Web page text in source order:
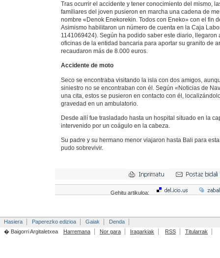
Tras ocurrir el accidente y tener conocimiento del mismo,
familiares del joven pusieron en marcha una cadena de
nombre «Denok Enekorekin. Todos con Eneko» con el fin
Asimismo habilitaron un número de cuenta en la Caja
1141069424). Según ha podido saber este diario, llegaron
oficinas de la entidad bancaria para aportar su granito de
recaudaron más de 8.000 euros.
Accidente de moto
Seco se encontraba visitando la isla con dos amigos,
siniestro no se encontraban con él. Según «Noticias de
una cita, estos se pusieron en contacto con él,
gravedad en un ambulatorio.
Desde allí fue trasladado hasta un hospital situado en la
intervenido por un coágulo en la cabeza.
Su padre y su hermano menor viajaron hasta Bali para
pudo sobrevivir.
Gehitu artikuloa:
Hasiera Paperezko edizioa Gaiak
Denda
� Baigorri Argitaletxea
Harremana Nor gara Iragarkiak RSS Titularrak